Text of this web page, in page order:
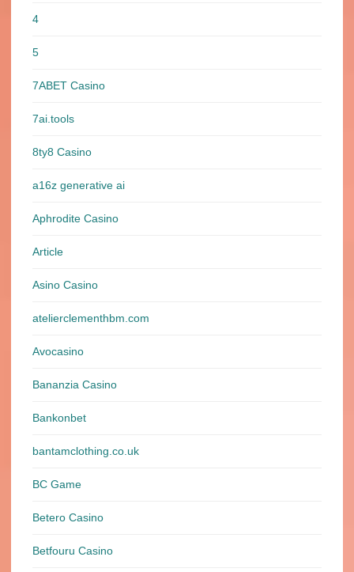
4
5
7ABET Casino
7ai.tools
8ty8 Casino
a16z generative ai
Aphrodite Casino
Article
Asino Casino
atelierclementhbm.com
Avocasino
Bananzia Casino
Bankonbet
bantamclothing.co.uk
BC Game
Betero Casino
Betfouru Casino